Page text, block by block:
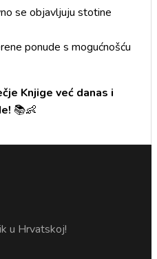
se objavljuju stotine
ponude s mogućnošću
Knjige već danas i
📚👶
u Hrvatskoj!